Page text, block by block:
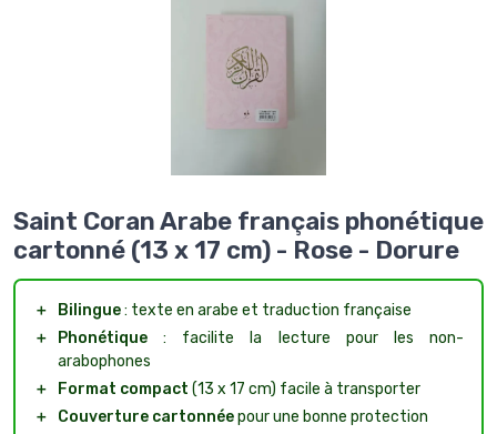
Saint Coran Arabe français phonétique
cartonné (13 x 17 cm) - Rose - Dorure
＋ Bilingue: texte en arabe et traduction française
＋
Phonétique : facilite la lecture pour les non-
arabophones
＋
Format compact (13 x 17 cm) facile à transporter
＋
Couverture cartonnéepour une bonne protection